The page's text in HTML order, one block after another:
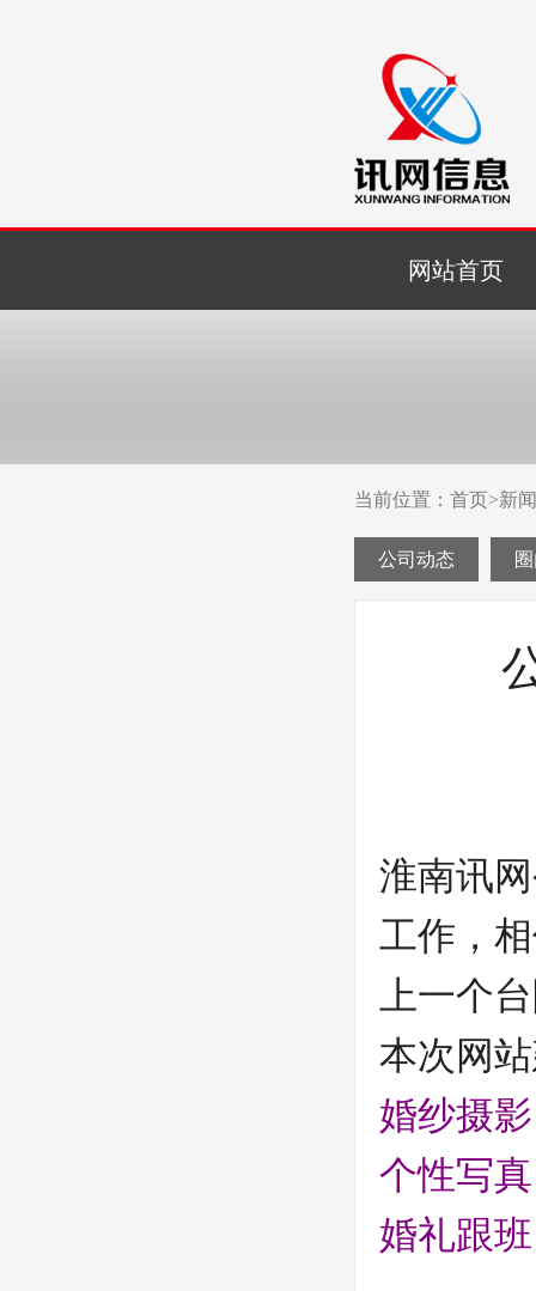
网站首页
当前位置： 首页>新
公司动态
淮南讯
工作，
上一个
本次网
婚纱摄影
个性写真
婚礼跟班